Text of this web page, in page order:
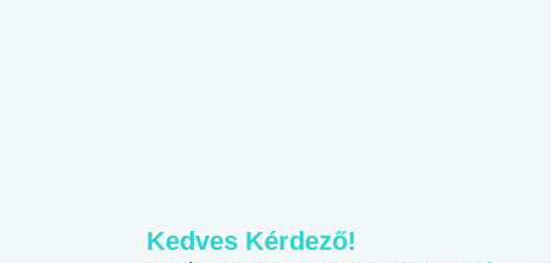
Kedves Kérdező!